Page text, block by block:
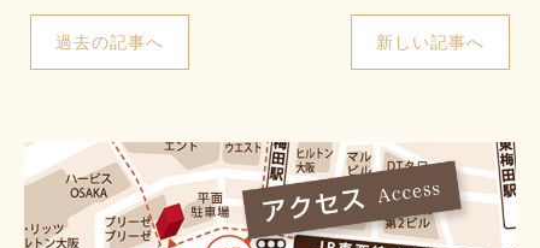
過去の記事へ 新しい記事へ